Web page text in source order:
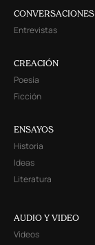
CONVERSACIONES
Entrevistas
CREACIÓN
Poesía
Ficción
ENSAYOS
Historia
Ideas
Literatura
AUDIO Y VIDEO
Videos